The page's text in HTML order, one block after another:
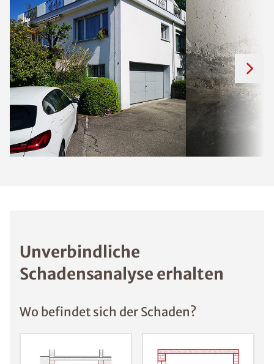
Unverbindliche
Schadensanalyse erhalten
Wo befindet sich der Schaden?